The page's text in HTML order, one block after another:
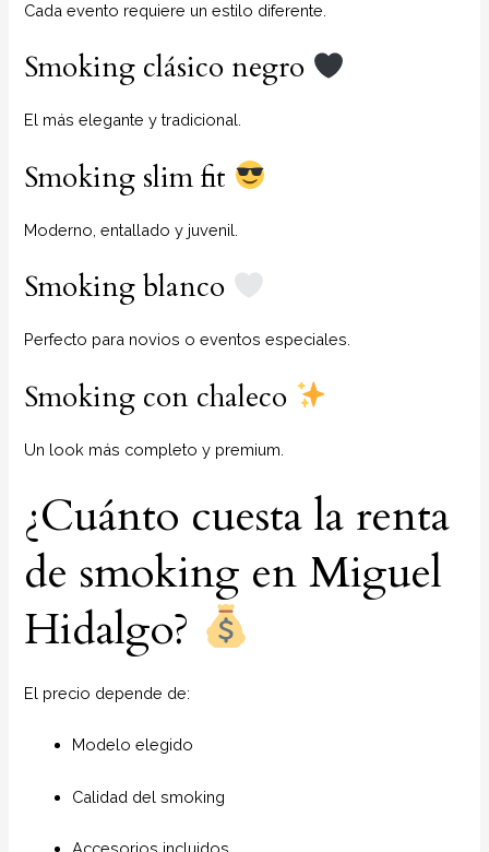
Cada evento requiere un estilo diferente.
Smoking clásico negro
El más elegante y tradicional.
Smoking slim fit
Moderno, entallado y juvenil.
Smoking blanco
Perfecto para novios o eventos especiales.
Smoking con chaleco
Un look más completo y premium.
¿Cuánto cuesta la renta
de smoking en Miguel
Hidalgo?
El precio depende de:
Modelo elegido
Calidad del smoking
Accesorios incluidos